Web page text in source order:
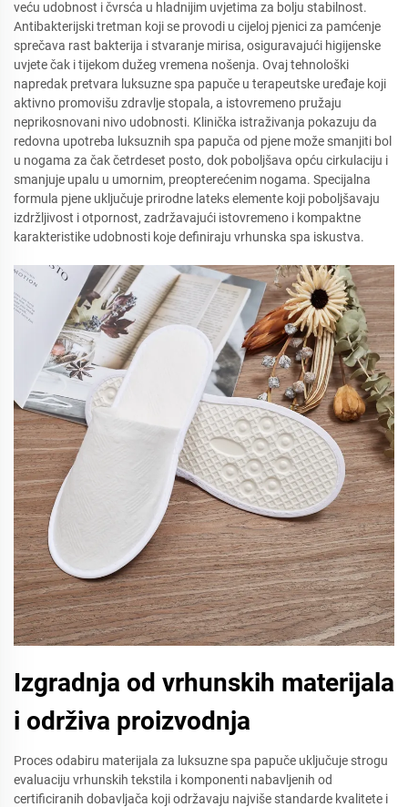
veću udobnost i čvrsća u hladnijim uvjetima za bolju stabilnost.
Antibakterijski tretman koji se provodi u cijeloj pjenici za pamćenje
sprečava rast bakterija i stvaranje mirisa, osiguravajući higijenske
uvjete čak i tijekom dužeg vremena nošenja. Ovaj tehnološki
napredak pretvara luksuzne spa papuče u terapeutske uređaje koji
aktivno promovišu zdravlje stopala, a istovremeno pružaju
neprikosnovani nivo udobnosti. Klinička istraživanja pokazuju da
redovna upotreba luksuznih spa papuča od pjene može smanjiti bol
u nogama za čak četrdeset posto, dok poboljšava opću cirkulaciju i
smanjuje upalu u umornim, preopterećenim nogama. Specijalna
formula pjene uključuje prirodne lateks elemente koji poboljšavaju
izdržljivost i otpornost, zadržavajući istovremeno i kompaktne
karakteristike udobnosti koje definiraju vrhunska spa iskustva.
Izgradnja od vrhunskih materijala
i održiva proizvodnja
Proces odabiru materijala za luksuzne spa papuče uključuje strogu
evaluaciju vrhunskih tekstila i komponenti nabavljenih od
certificiranih dobavljača koji održavaju najviše standarde kvalitete i